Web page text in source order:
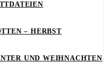
– HERBST
UND WEIHNACHTEN